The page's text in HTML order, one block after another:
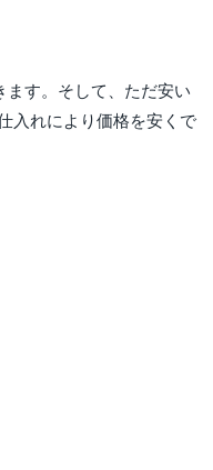
ます。そして、ただ安い
入れにより価格を安くで